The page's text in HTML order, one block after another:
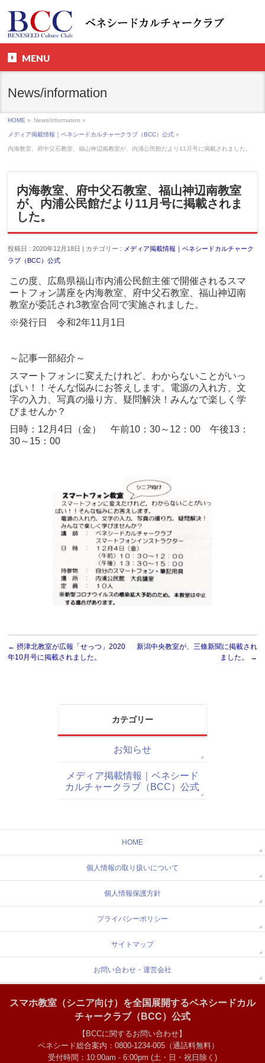
MENU
News/information
HOME » News/information »
メディア掲載情報｜ベネシードカルチャークラブ（BCC）公式 »
内海教室、府中父石教室、福山神辺南教室が、内浦公民館だより11月号に掲載されました。
内海教室、府中父石教室、福山神辺南教室
が、内浦公民館だより11月号に掲載されま
した。
投稿日 : 2020年12月18日 | カテゴリー : メディア掲載情報｜ベネシードカルチャーク
ラブ（BCC）公式
この度、広島県福山市内浦公民館主催で開催されるスマ
ートフォン講座を内海教室、府中父石教室、福山神辺南
教室が委託され3教室合同で実施されました。
※発行日 令和2年11月1日
～記事一部紹介～
スマートフォンに変えたけれど、わからないことがいっ
ぱい！！そんな悩みにお答えします。電源の入れ方、文
字の入力、写真の撮り方、疑問解決！みんなで楽しく学
びませんか？
日時：12月4日（金） 午前10：30～12：00 午後13：
30～15：00
← 摂津北教室が広報「せっつ」2020
年10月号に掲載されました。
新潟中央教室が、三條新聞に掲載され
ました。
→
カテゴリー
お知らせ
メディア掲載情報｜ベネシード
カルチャークラブ（BCC）公式
HOME
個人情報の取り扱いについて
個人情報保護方針
プライバシーポリシー
サイトマップ
お問い合わせ・運営会社
スマホ教室（シニア向け）を全国展開するベネシードカル
チャークラブ（BCC）公式
【BCCに関するお問い合わせ】
ベネシード総合案内：0800-1234-005（通話料無料）
受付時間：10:00am - 6:00pm (土・日・祝日除く)